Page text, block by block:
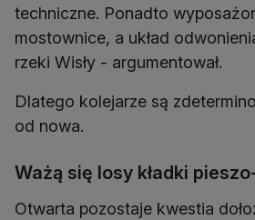
techniczne. Ponadto
mostownice, a układ
rzeki Wisły - argumentował.
Dlatego kolejarze są
od nowa.
Ważą się losy kładki
Otwarta pozostaje kwestia